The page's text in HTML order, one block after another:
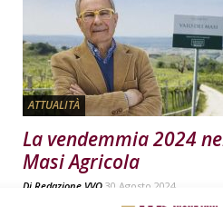
ATTUALITÀ
La vendemmia 2024
Masi Agricola
Di Redazione VVQ 30 Agosto 2024